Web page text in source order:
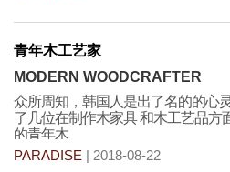
青年木工艺家
MODERN WOODCRAFTER
众所周知，韩国人是出了名的的心
了几位在制作木家具 和木工艺品方
的青年木
PARADISE | 2018-08-22